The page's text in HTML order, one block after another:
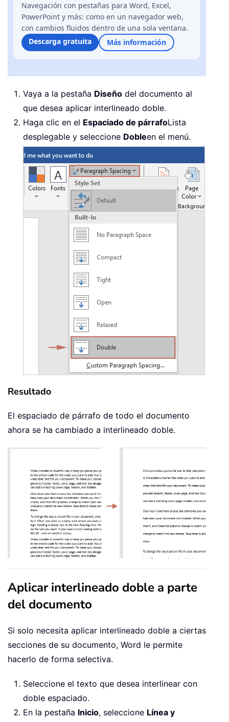
Navegación con pestañas para Word, Excel,
PowerPoint y más: como en un navegador web,
con cambios fluidos dentro de una sola ventana.
Descarga gratuita
Más información
Vaya a la pestaña Diseño del documento al
que desea aplicar interlineado doble.
Haga clic en el Espaciado de párrafoLista
desplegable y seleccione Dobleen el menú.
Resultado
El espaciado de párrafo de todo el documento
ahora se ha cambiado a interlineado doble.
Aplicar interlineado doble a parte
del documento
Si solo necesita aplicar interlineado doble a ciertas
secciones de su documento, Word le permite
hacerlo de forma selectiva.
Seleccione el texto que desea interlinear con
doble espaciado.
En la pestaña Inicio, seleccione Línea y